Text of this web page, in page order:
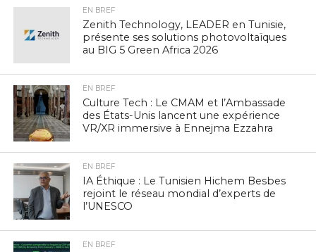
EN BREF
Zenith Technology, LEADER en Tunisie,
présente ses solutions photovoltaïques
au BIG 5 Green Africa 2026
EN BREF
Culture Tech : Le CMAM et l’Ambassade
des États-Unis lancent une expérience
VR/XR immersive à Ennejma Ezzahra
EN BREF
IA Éthique : Le Tunisien Hichem Besbes
rejoint le réseau mondial d’experts de
l’UNESCO
EN BREF